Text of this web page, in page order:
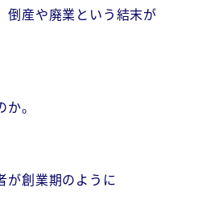
倒産や廃業という結末が
。
が創業期のように